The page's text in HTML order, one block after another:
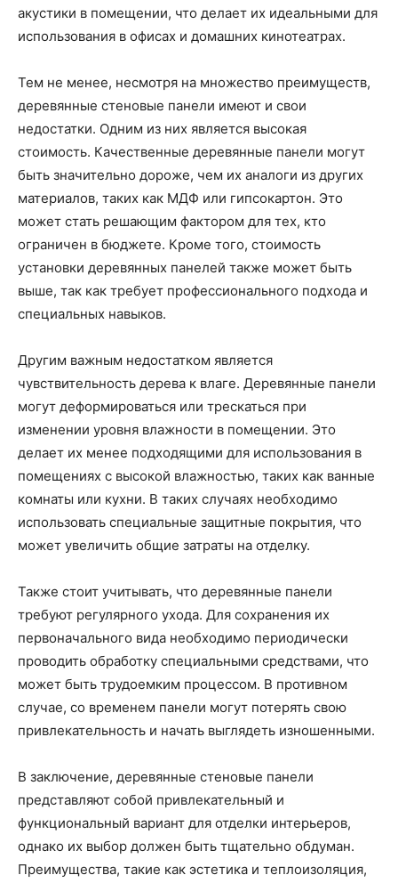
акустики в помещении, что делает их идеальными для
использования в офисах и домашних кинотеатрах.
Тем не менее, несмотря на множество преимуществ,
деревянные стеновые панели имеют и свои
недостатки. Одним из них является высокая
стоимость. Качественные деревянные панели могут
быть значительно дороже, чем их аналоги из других
материалов, таких как МДФ или гипсокартон. Это
может стать решающим фактором для тех, кто
ограничен в бюджете. Кроме того, стоимость
установки деревянных панелей также может быть
выше, так как требует профессионального подхода и
специальных навыков.
Другим важным недостатком является
чувствительность дерева к влаге. Деревянные панели
могут деформироваться или трескаться при
изменении уровня влажности в помещении. Это
делает их менее подходящими для использования в
помещениях с высокой влажностью, таких как ванные
комнаты или кухни. В таких случаях необходимо
использовать специальные защитные покрытия, что
может увеличить общие затраты на отделку.
Также стоит учитывать, что деревянные панели
требуют регулярного ухода. Для сохранения их
первоначального вида необходимо периодически
проводить обработку специальными средствами, что
может быть трудоемким процессом. В противном
случае, со временем панели могут потерять свою
привлекательность и начать выглядеть изношенными.
В заключение, деревянные стеновые панели
представляют собой привлекательный и
функциональный вариант для отделки интерьеров,
однако их выбор должен быть тщательно обдуман.
Преимущества, такие как эстетика и теплоизоляция,